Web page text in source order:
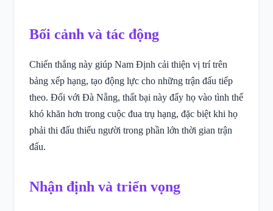
Bối cảnh và tác động
Chiến thắng này giúp Nam Định cải thiện vị trí trên
bảng xếp hạng, tạo động lực cho những trận đấu tiếp
theo. Đối với Đà Nẵng, thất bại này đẩy họ vào tình thế
khó khăn hơn trong cuộc đua trụ hạng, đặc biệt khi họ
phải thi đấu thiếu người trong phần lớn thời gian trận
đấu.
Nhận định và triển vọng